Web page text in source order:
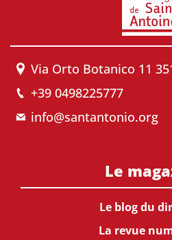
Via Orto Botanico 11
+39 0498225777
info@santantonio.org
Le
Le blog du
La revue